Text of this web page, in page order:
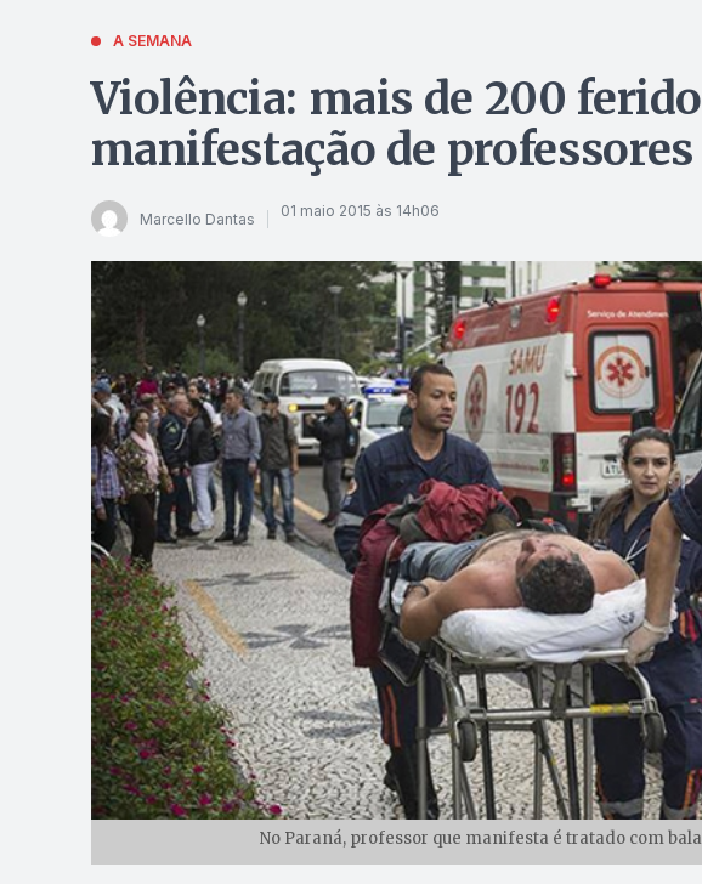
A SEMANA
Violência: mais de 200
manifestação de
Marcello Dantas 01 maio 2015 às 14h06
No Paraná, professor que manifesta é tratado com bala